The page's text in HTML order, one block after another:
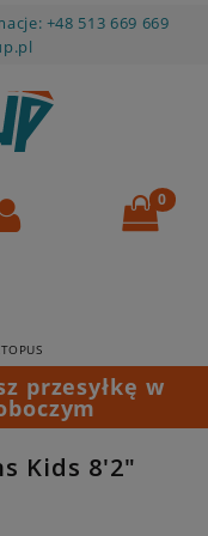
+48 513 669 669
przesyłkę w
Kids 8'2"